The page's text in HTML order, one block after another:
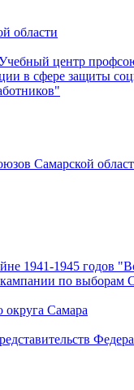
области
центр
в сфере защиты
Самарской
1941-1945 годов
по выборам
Самара